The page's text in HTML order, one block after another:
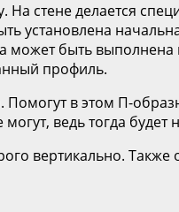
стене делается
установлена
быть выполнена
профиль.
в этом П-
ведь тогда
вертикально.